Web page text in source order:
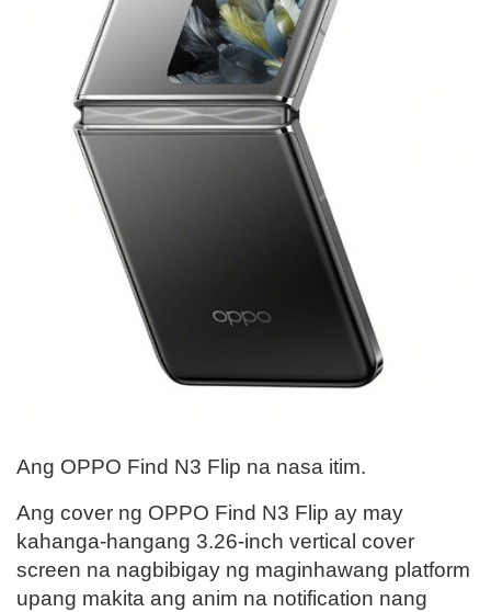
Ang OPPO Find N3 Flip na nasa itim.
Ang cover ng OPPO Find N3 Flip ay may
kahanga-hangang 3.26-inch vertical cover
screen na nagbibigay ng maginhawang platform
upang makita ang anim na notification nang